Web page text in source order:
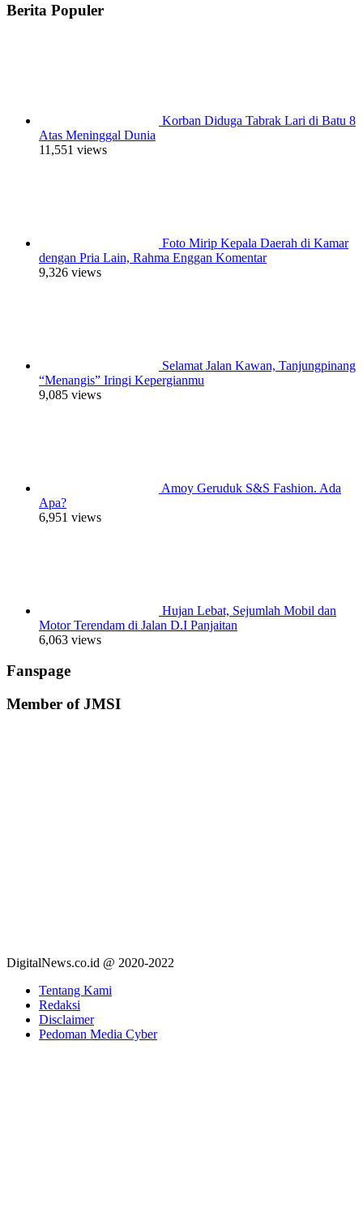
Berita Populer
Korban Diduga Tabrak Lari di Batu 8
Atas Meninggal Dunia
11,551 views
Foto Mirip Kepala Daerah di Kamar
dengan Pria Lain, Rahma Enggan Komentar
9,326 views
Selamat Jalan Kawan, Tanjungpinang
“Menangis” Iringi Kepergianmu
9,085 views
Amoy Geruduk S&S Fashion. Ada
Apa?
6,951 views
Hujan Lebat, Sejumlah Mobil dan
Motor Terendam di Jalan D.I Panjaitan
6,063 views
Fanspage
Member of JMSI
DigitalNews.co.id @ 2020-2022
Tentang Kami
Redaksi
Disclaimer
Pedoman Media Cyber